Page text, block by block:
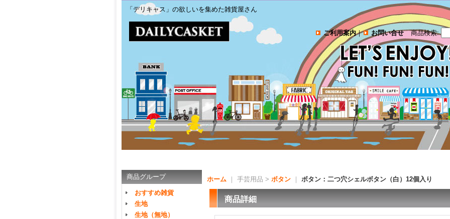
「デリキャス」の欲しいを集めた雑貨屋さん
ご利用案内｜ お問い合せ 商品検索:
商品グループ
おすすめ雑貨
生地
生地（無地）
ホーム ｜ 手芸用品 > ボタン ボタン：二つ穴シェルボタン（白）12個入り
商品詳細